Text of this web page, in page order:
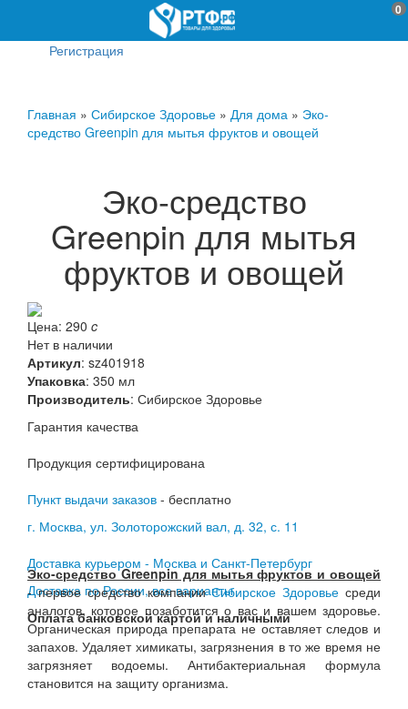
0
Регистрация
Главная » Сибирское Здоровье » Для дома » Эко-
средство Greenpin для мытья фруктов и овощей
Эко-средство
Greenpin для мытья
фруктов и овощей
Цена: 290 c
Нет в наличии
Артикул: sz401918
Упаковка: 350 мл
Производитель: Сибирское Здоровье
Гарантия качества
Продукция сертифицирована
Пункт выдачи заказов - бесплатно
г. Москва, ул. Золоторожский вал, д. 32, с. 11
Доставка курьером - Москва и Санкт-Петербург
Доставка по России, все варианты
Оплата банковской картой и наличными
Эко-средство Greenpin для мытья фруктов и овощей
- первое средство компанииСибирское Здоровье среди
аналогов, которое позаботится о вас и вашем здоровье.
Органическая природа препарата не оставляет следов и
запахов. Удаляет химикаты, загрязнения в то же время не
загрязняет водоемы. Антибактериальная формула
становится на защиту организма.